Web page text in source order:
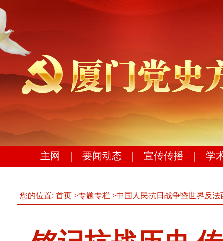
主网 要闻动态 宣传传播 学
您的位置: 首页 >专题专栏 >中国人民抗日战争暨世界反法